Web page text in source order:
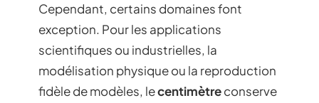
Cependant, certains domaines font
exception. Pour les applications
scientifiques ou industrielles, la
modélisation physique ou la reproduction
fidèle de modèles, lecentimètreconserve